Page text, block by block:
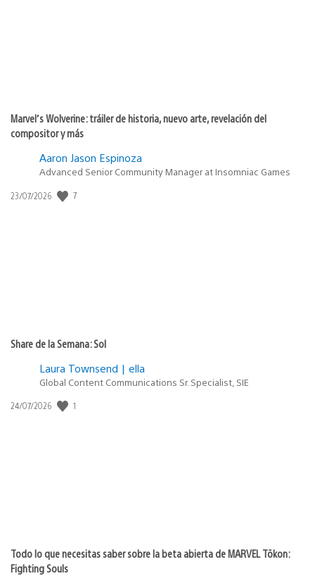
Marvel’s Wolverine: tráiler de historia, nuevo arte, revelación del
compositor y más
Aaron Jason Espinoza
Advanced Senior Community Manager at Insomniac Games
Fecha
23/07/2026 7
Share de la Semana: Sol
Laura Townsend | ella
Global Content Communications Sr. Specialist, SIE
Fecha
24/07/2026 1
Todo lo que necesitas saber sobre la beta abierta de MARVEL Tōkon:
Fighting Souls